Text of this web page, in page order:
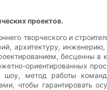
проектов.
творческого и
архитектуру,
бесценны в
ориентированных
шоу, метод работы
чтобы гарантировать